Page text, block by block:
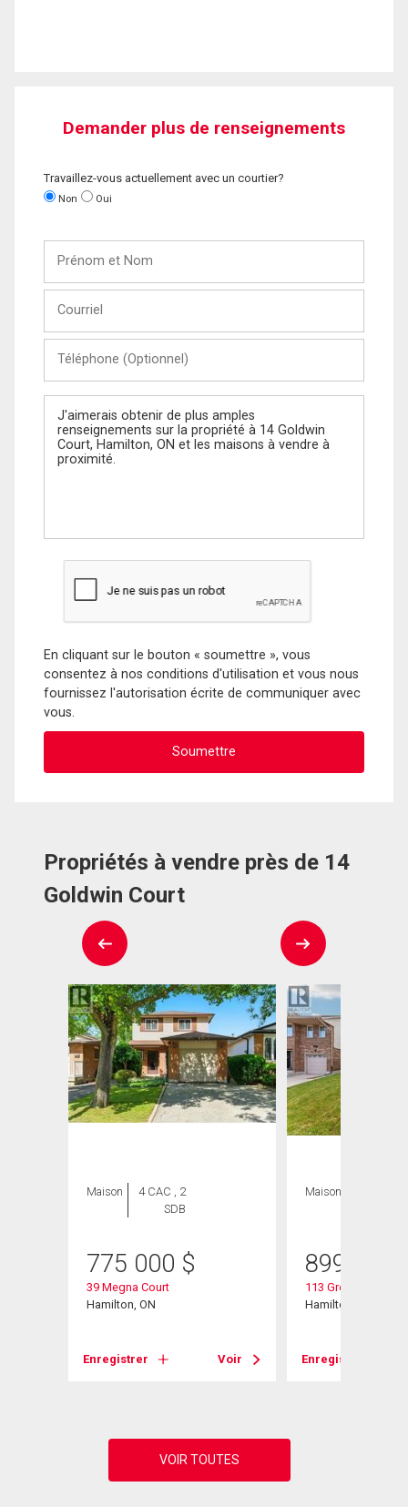
Demander plus de renseignements
Travaillez-vous actuellement avec un courtier?
Non Oui
Nom
(Optionnel)
Message
En cliquant sur le bouton « soumettre », vous
consentez à nos conditions d'utilisation et vous nous
fournissez l'autorisation écrite de communiquer avec
vous.
Propriétés à vendre près de 14
Goldwin Court
Maison
4 CAC , 2
SDB
775 000 $
39 Megna Court
Hamilton, ON
Enregistrer Voir
Maison
899 900
113 Greenshire
Hamilton, ON
Enregistrer